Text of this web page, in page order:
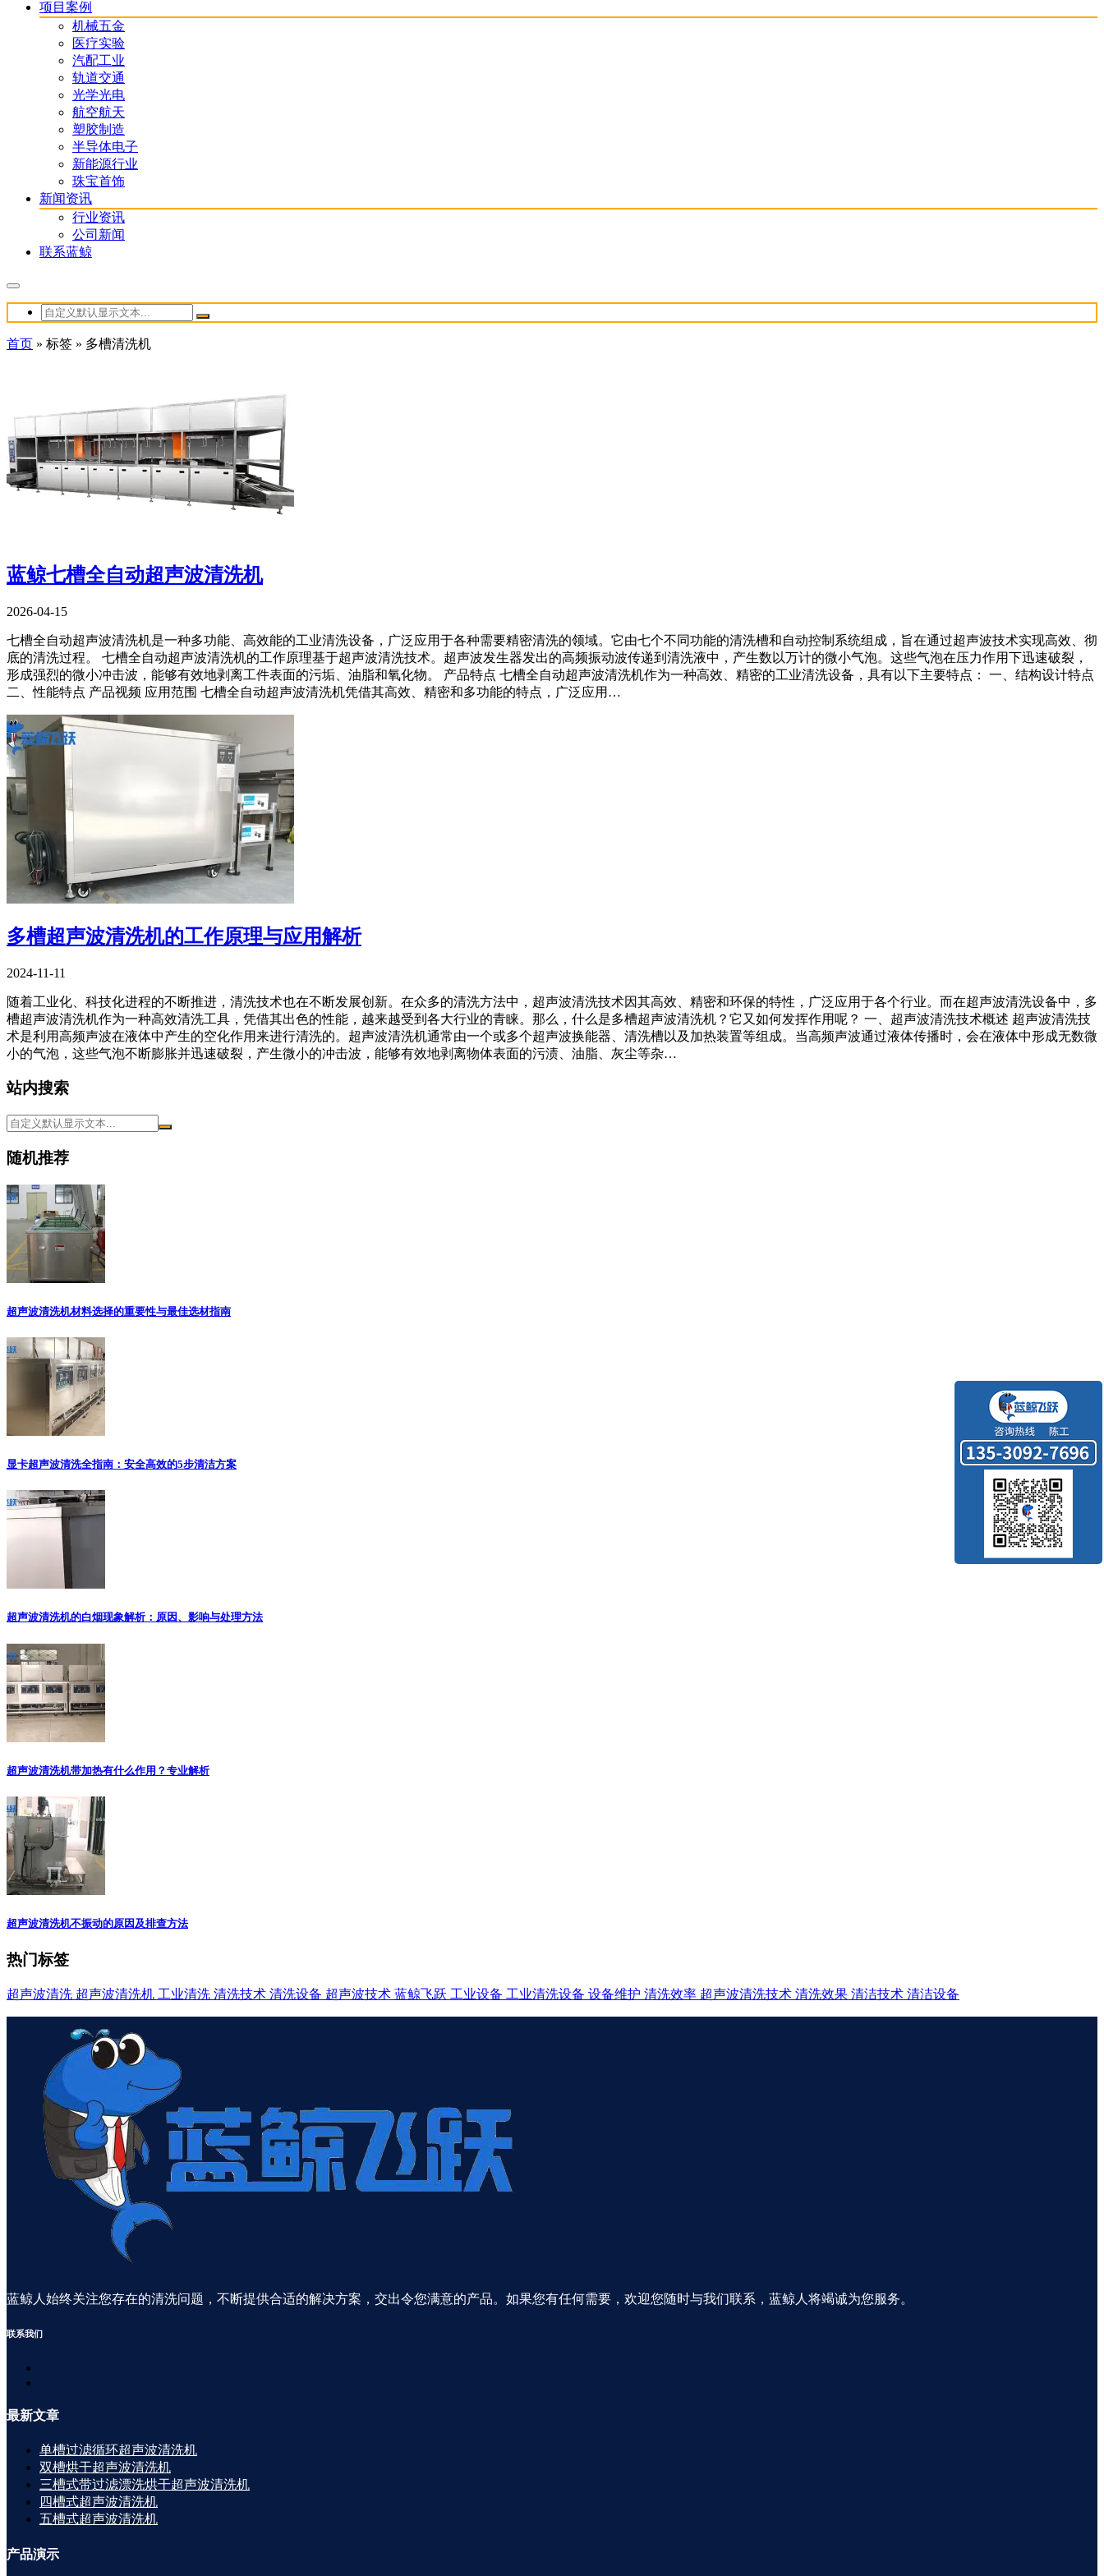
项目案例
机械五金
医疗实验
汽配工业
轨道交通
光学光电
航空航天
塑胶制造
半导体电子
新能源行业
珠宝首饰
新闻资讯
行业资讯
公司新闻
联系蓝鲸
首页 » 标签 » 多槽清洗机
蓝鲸七槽全自动超声波清洗机
2026-04-15
七槽全自动超声波清洗机是一种多功能、高效能的工业清洗设备，广泛应用于各种需要精密清洗的领域。它由七个不同功能的清洗槽和自动控制系统组成，旨在通过超声波技术实现高效、彻
底的清洗过程。 七槽全自动超声波清洗机的工作原理基于超声波清洗技术。超声波发生器发出的高频振动波传递到清洗液中，产生数以万计的微小气泡。这些气泡在压力作用下迅速破裂，
形成强烈的微小冲击波，能够有效地剥离工件表面的污垢、油脂和氧化物。 产品特点 七槽全自动超声波清洗机作为一种高效、精密的工业清洗设备，具有以下主要特点： 一、结构设计特点
二、性能特点 产品视频 应用范围 七槽全自动超声波清洗机凭借其高效、精密和多功能的特点，广泛应用…
多槽超声波清洗机的工作原理与应用解析
2024-11-11
随着工业化、科技化进程的不断推进，清洗技术也在不断发展创新。在众多的清洗方法中，超声波清洗技术因其高效、精密和环保的特性，广泛应用于各个行业。而在超声波清洗设备中，多
槽超声波清洗机作为一种高效清洗工具，凭借其出色的性能，越来越受到各大行业的青睐。那么，什么是多槽超声波清洗机？它又如何发挥作用呢？ 一、超声波清洗技术概述 超声波清洗技
术是利用高频声波在液体中产生的空化作用来进行清洗的。超声波清洗机通常由一个或多个超声波换能器、清洗槽以及加热装置等组成。当高频声波通过液体传播时，会在液体中形成无数微
小的气泡，这些气泡不断膨胀并迅速破裂，产生微小的冲击波，能够有效地剥离物体表面的污渍、油脂、灰尘等杂…
站内搜索
随机推荐
超声波清洗机材料选择的重要性与最佳选材指南
显卡超声波清洗全指南：安全高效的5步清洁方案
超声波清洗机的白烟现象解析：原因、影响与处理方法
超声波清洗机带加热有什么作用？专业解析
超声波清洗机不振动的原因及排查方法
热门标签
超声波清洗 超声波清洗机 工业清洗 清洗技术 清洗设备 超声波技术 蓝鲸飞跃 工业设备 工业清洗设备 设备维护 清洗效率 超声波清洗技术 清洗效果 清洁技术 清洁设备
蓝鲸人始终关注您存在的清洗问题，不断提供合适的解决方案，交出令您满意的产品。如果您有任何需要，欢迎您随时与我们联系，蓝鲸人将竭诚为您服务。
联系我们
最新文章
单槽过滤循环超声波清洗机
双槽烘干超声波清洗机
三槽式带过滤漂洗烘干超声波清洗机
四槽式超声波清洗机
五槽式超声波清洗机
产品演示